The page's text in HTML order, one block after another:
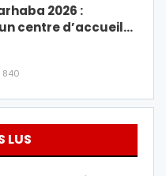
2026 :
centre d’accueil…
840
LUS